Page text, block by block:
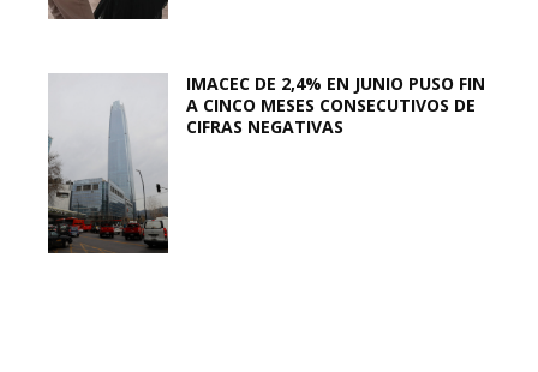
IMACEC DE 2,4% EN JUNIO PUSO FIN
A CINCO MESES CONSECUTIVOS DE
CIFRAS NEGATIVAS